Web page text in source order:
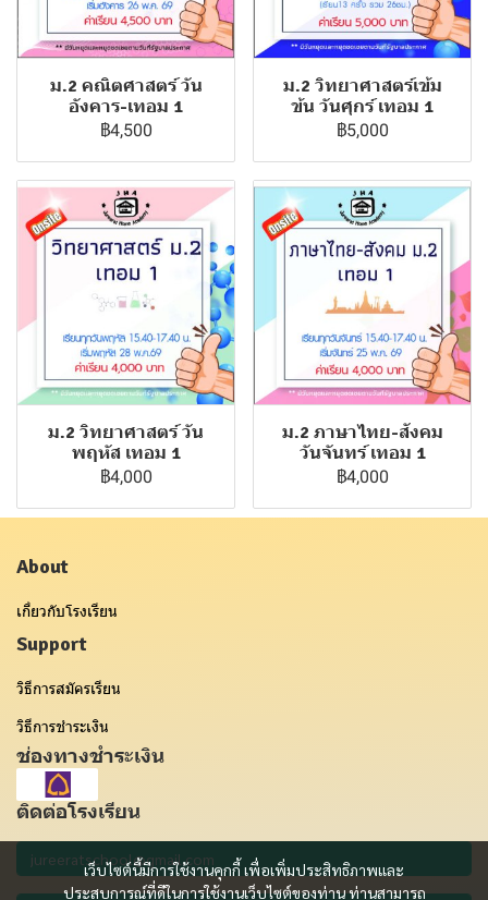
ม.2 คณิตศาสตร์ วัน
อังคาร-เทอม 1
฿4,500
ม.2 วิทยาศาสตร์เข้ม
ข้น วันศุกร์ เทอม 1
฿5,000
ม.2 วิทยาศาสตร์ วัน
พฤหัส เทอม 1
฿4,000
ม.2 ภาษาไทย-สังคม
วันจันทร์ เทอม 1
฿4,000
เว็บไซต์นี้มีการใช้งานคุกกี้ เพื่อเพิ่มประสิทธิภาพและ
ประสบการณ์ที่ดีในการใช้งานเว็บไซต์ของท่าน ท่านสามารถ
About
เกี่ยวกับโรงเรียน
Support
วิธีการสมัครเรียน
วิธีการชำระเงิน
ช่องทางชำระเงิน
ติดต่อโรงเรียน